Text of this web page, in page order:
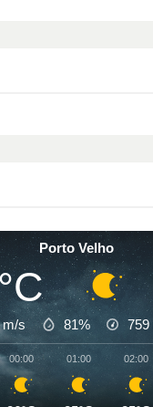
Porto Velho
m/s 81% 759
00:00 01:00 02:00